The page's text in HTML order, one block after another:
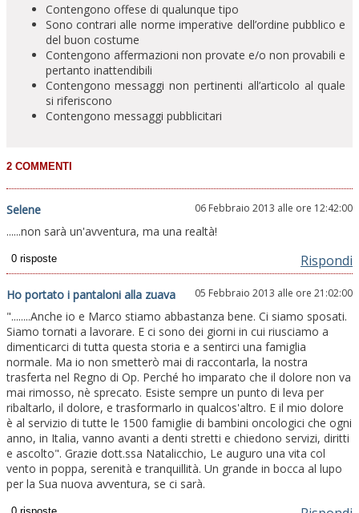
Contengono offese di qualunque tipo
Sono contrari alle norme imperative dell’ordine pubblico e
del buon costume
Contengono affermazioni non provate e/o non provabili e
pertanto inattendibili
Contengono messaggi non pertinenti all’articolo al quale
si riferiscono
Contengono messaggi pubblicitari
Selene 06 Febbraio 2013 alle ore 12:42:00
......non sarà un'avventura, ma una realtà!
Rispondi
Ho portato i pantaloni alla zuava 05 Febbraio 2013 alle ore 21:02:00
"........Anche io e Marco stiamo abbastanza bene. Ci siamo sposati.
Siamo tornati a lavorare. E ci sono dei giorni in cui riusciamo a
dimenticarci di tutta questa storia e a sentirci una famiglia
normale. Ma io non smetterò mai di raccontarla, la nostra
trasferta nel Regno di Op. Perché ho imparato che il dolore non va
mai rimosso, nè sprecato. Esiste sempre un punto di leva per
ribaltarlo, il dolore, e trasformarlo in qualcos'altro. E il mio dolore
è al servizio di tutte le 1500 famiglie di bambini oncologici che ogni
anno, in Italia, vanno avanti a denti stretti e chiedono servizi, diritti
e ascolto". Grazie dott.ssa Natalicchio, Le auguro una vita col
vento in poppa, serenità e tranquillità. Un grande in bocca al lupo
per la Sua nuova avventura, se ci sarà.